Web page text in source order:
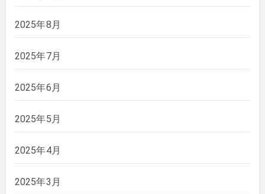
2025年8月
2025年7月
2025年6月
2025年5月
2025年4月
2025年3月